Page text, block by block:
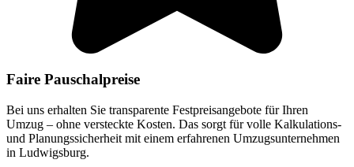
Faire Pauschalpreise
Bei uns erhalten Sie transparente Festpreisangebote für Ihren
Umzug – ohne versteckte Kosten. Das sorgt für volle Kalkulations-
und Planungssicherheit mit einem erfahrenen Umzugsunternehmen
in Ludwigsburg.